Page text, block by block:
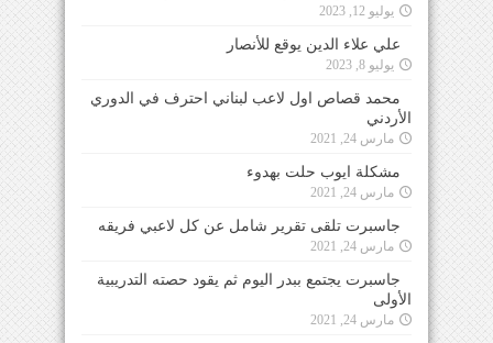
يوليو 12, 2023
علي علاء الدين يوقع للأنصار
يوليو 8, 2023
محمد قصاص اول لاعب لبناني احترف في الدوري
الأردني
مارس 24, 2021
مشكلة ايوب حلت بهدوء
مارس 24, 2021
جاسبرت تلقى تقرير شامل عن كل لاعبي فريقه
مارس 24, 2021
جاسبرت يجتمع ببدر اليوم ثم يقود حصته التدريبية
الأولى
مارس 24, 2021